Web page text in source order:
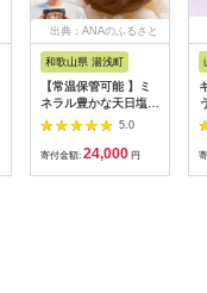
出典：ANAのふるさと
和歌山県 湯浅町
【常温保管可能 】ミ
ネラル豊かな天日塩だ
けで漬けた無添加梅干
し2kg 梅ボーイズ｜
南高梅
5.0
寄付金額: 24,000 円